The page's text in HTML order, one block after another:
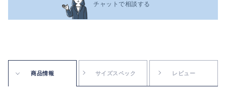
チャットで相談する
商品情報 サイズスペック レビュー